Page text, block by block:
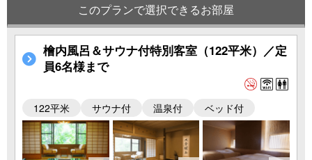
このプランで選択できるお部屋
檜内風呂＆サウナ付特別客室（122平米）／定
員6名様まで
122平米 サウナ付 温泉付 ベッド付